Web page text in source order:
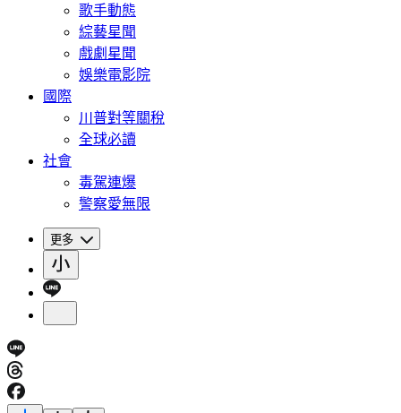
歌手動態
綜藝星聞
戲劇星聞
娛樂電影院
國際
川普對等關稅
全球必讀
社會
毒駕連爆
警察愛無限
更多